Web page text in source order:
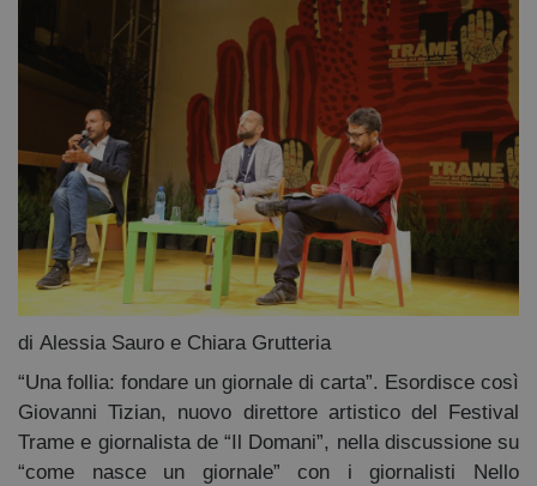
di Alessia Sauro e Chiara Grutteria
“Una follia: fondare un giornale di carta”. Esordisce così
Giovanni Tizian, nuovo direttore artistico del Festival
Trame e giornalista de “Il Domani”, nella discussione su
“come nasce un giornale” con i giornalisti Nello